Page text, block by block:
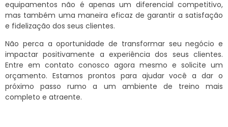
equipamentos não é apenas um diferencial competitivo,
mas também uma maneira eficaz de garantir a satisfação
e fidelização dos seus clientes.
Não perca a oportunidade de transformar seu negócio e
impactar positivamente a experiência dos seus clientes.
Entre em contato conosco agora mesmo e solicite um
orçamento. Estamos prontos para ajudar você a dar o
próximo passo rumo a um ambiente de treino mais
completo e atraente.